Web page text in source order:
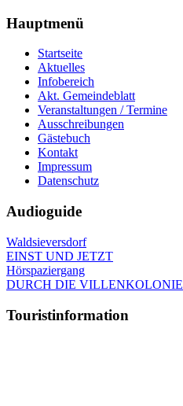
Hauptmenü
Startseite
Aktuelles
Infobereich
Akt. Gemeindeblatt
Veranstaltungen / Termine
Ausschreibungen
Gästebuch
Kontakt
Impressum
Datenschutz
Audioguide
Waldsieversdorf
EINST UND JETZT
Hörspaziergang
DURCH DIE VILLENKOLONIE
Touristinformation